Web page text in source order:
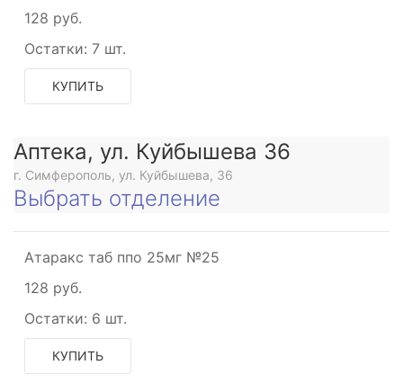
128 руб.
Остатки: 7 шт.
КУПИТЬ
Аптека, ул. Куйбышева 36
г. Симферополь, ул. Куйбышева, 36
Выбрать отделение
Атаракс таб ппо 25мг №25
128 руб.
Остатки: 6 шт.
КУПИТЬ